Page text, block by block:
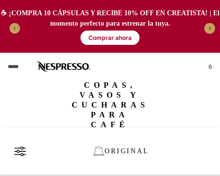
☕️ ¡COMPRA 10 CÁPSULAS Y RECIBE 10% OFF EN CREATISTA! | El
momento perfecto para estrenar la tuya.
Comprar ahora
0
COPAS,
VASOS Y
CUCHARAS
PARA
CAFÉ
ORIGINAL